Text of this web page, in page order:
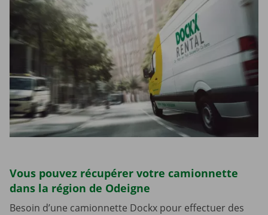
Vous pouvez récupérer votre camionnette
dans la région de Odeigne
Besoin d’une camionnette Dockx pour effectuer des